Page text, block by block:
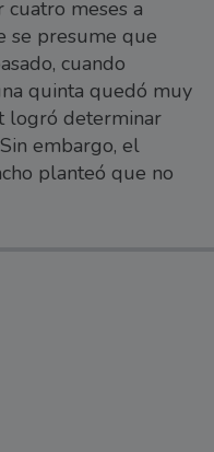
meses a
se presume que
cuando
quinta quedó muy
logró determinar
embargo, el
planteó que no